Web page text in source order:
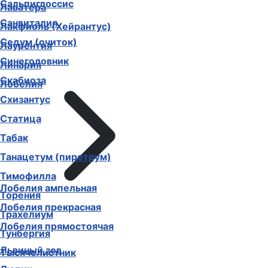
Лаватера
Лакфиоль (Хейрантус)
Лаурентия
Линария
Лобелия
Лобелия ампельная
Лобелия прекрасная
Лобелия прямостоячая
Львиный зев
Сальпиглоссис
Санвиталия
Седум (очиток)
Синеголовник
Скабиоза
Схизантус
Статица
Табак
Танацетум (пиретрум)
Тимофилла
Торения
Трахелиум
Тунбергия
Тысячелистник